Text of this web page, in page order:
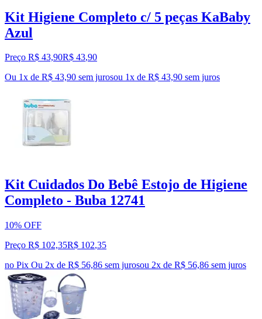
Kit Higiene Completo c/ 5 peças KaBaby
Azul
Preço R$ 43,90R$ 43,90
Ou 1x de R$ 43,90 sem jurosou 1x de R$ 43,90 sem juros
Kit Cuidados Do Bebê Estojo de Higiene
Completo - Buba 12741
10% OFF
Preço R$ 102,35R$ 102,35
no Pix Ou 2x de R$ 56,86 sem jurosou 2x de R$ 56,86 sem juros